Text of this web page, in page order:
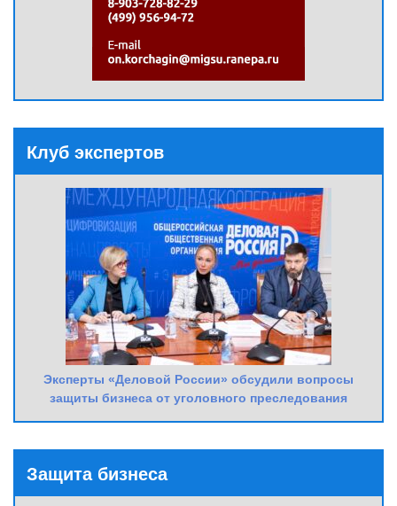
Клуб экспертов
Эксперты «Деловой России» обсудили вопросы
защиты бизнеса от уголовного преследования
Защита бизнеса